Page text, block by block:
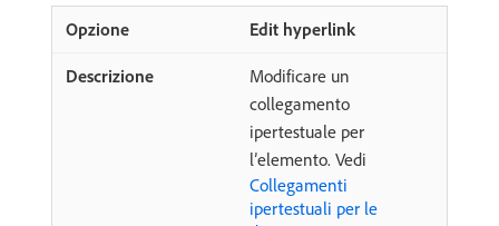
Edit hyperlink
Modificare un
collegamento
ipertestuale per
l’elemento. Vedi
Collegamenti
ipertestuali per le